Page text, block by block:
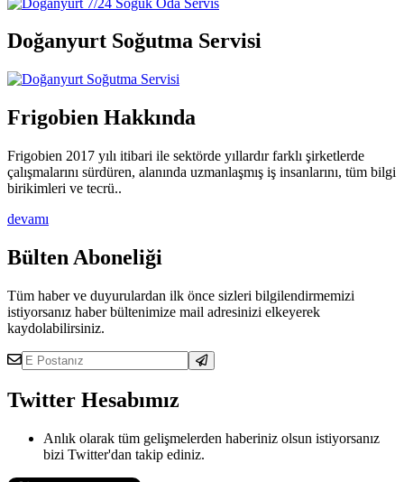
Doğanyurt Soğutma Servisi
Frigobien Hakkında
Frigobien 2017 yılı itibari ile sektörde yıllardır farklı şirketlerde
çalışmalarını sürdüren, alanında uzmanlaşmış iş insanlarını, tüm bilgi
birikimleri ve tecrü..
devamı
Bülten Aboneliği
Tüm haber ve duyurulardan ilk önce sizleri bilgilendirmemizi
istiyorsanız haber bültenimize mail adresinizi elkeyerek
kaydolabilirsiniz.
Twitter Hesabımız
Anlık olarak tüm gelişmelerden haberiniz olsun istiyorsanız
bizi Twitter'dan takip ediniz.